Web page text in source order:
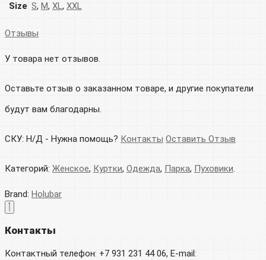
Size S, M, XL, XXL
Отзывы
У товара нет отзывов.
Оставьте отзыв о заказанном товаре, и другие покупатели
будут вам благодарны.
СКУ: Н/Д - Нужна помощь? Контакты Оставить Отзыв
Категорий: Женское, Куртки, Одежда, Парка, Пуховики.
Brand: Holubar
Контакты
Контактный телефон: +7 931 231 44 06, E-mail: